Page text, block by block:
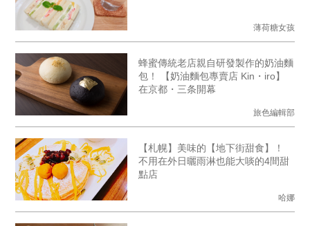
薄荷糖女孩
蜂蜜傳統老店親自研發製作的奶油麵
包！ 【奶油麵包專賣店 Kin・iro】
在京都・三条開幕
旅色編輯部
【札幌】美味的【地下街甜食】！
不用在外日曬雨淋也能大啖的4間甜
點店
哈娜